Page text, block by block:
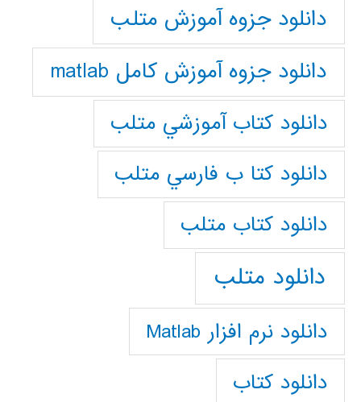
دانلود جزوه آموزش متلب
دانلود جزوه آموزش کامل matlab
دانلود كتاب آموزشي متلب
دانلود كتا ب فارسي متلب
دانلود كتاب متلب
دانلود متلب
دانلود نرم افزار Matlab
دانلود کتاب